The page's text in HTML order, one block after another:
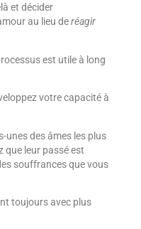
et décider
au lieu deréagir
est utile à long
votre capacité à
unes des âmes les plus
que leur passé est
souffrances que vous
toujours avec plus